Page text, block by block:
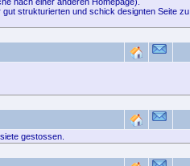
strukturierten und schick designten Seite zu
gestossen.